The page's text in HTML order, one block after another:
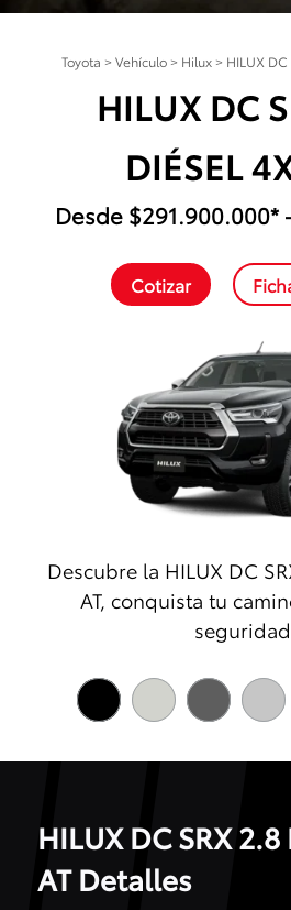
Toyota >Vehículo > Hilux > HILUX DC
HILUX DC
DIÉSEL
Desde $291.900.000*
Cotizar
Descubre la HILUX DC
AT, conquista tu
HILUX DC SRX 2.8
AT Detalles